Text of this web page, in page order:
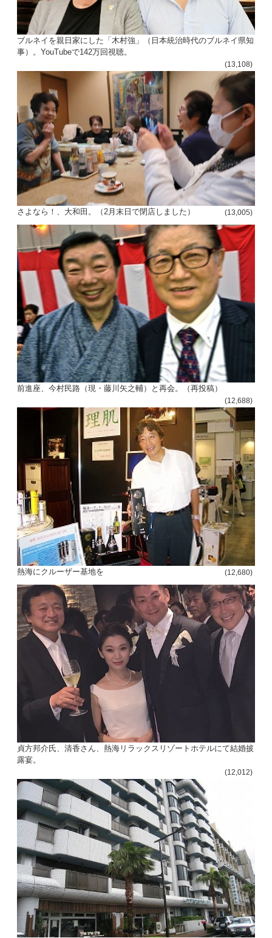
ブルネイを親日家にした「木村強」（日本統治時代のブルネイ県知
事）。YouTubeで142万回視聴。
(13,108)
さよなら！、大和田。（2月末日で閉店しました） (13,005)
前進座、今村民路（現・藤川矢之輔）と再会。（再投稿）
(12,688)
熱海にクルーザー基地を (12,680)
貞方邦介氏、清香さん、熱海リラックスリゾートホテルにて結婚披
露宴。
(12,012)